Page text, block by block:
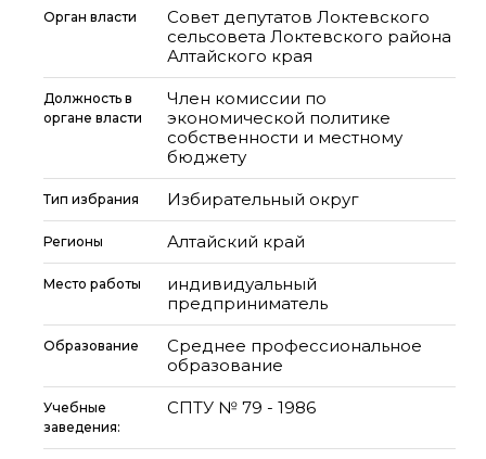
Орган власти
Совет депутатов Локтевского
сельсовета Локтевского района
Алтайского края
Должность в
органе власти
Член комиссии по
экономической политике
собственности и местному
бюджету
Тип избрания Избирательный округ
Регионы Алтайский край
Место работы
индивидуальный
предприниматель
Образование
Среднее профессиональное
образование
Учебные
заведения:
СПТУ № 79 - 1986